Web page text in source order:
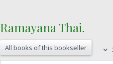
‎Ramayana Thai.‎
All books of this bookseller